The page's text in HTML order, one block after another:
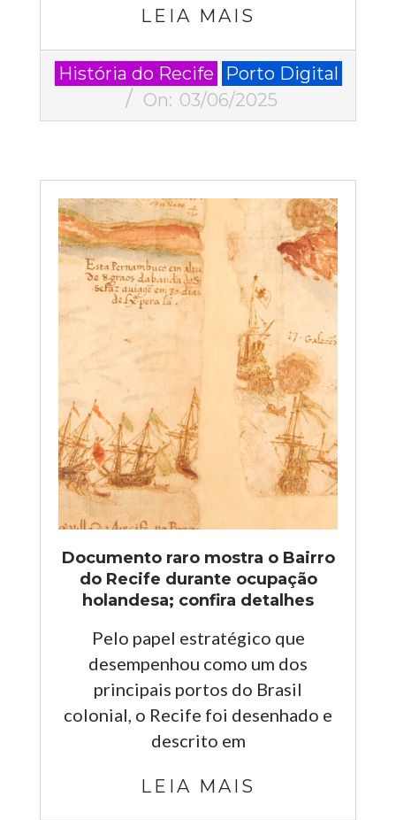
LEIA MAIS
2025-
06-
História do Recife
Porto Digital
On: 03/06/2025
Documento raro mostra o Bairro
do Recife durante ocupação
holandesa; confira detalhes
Pelo papel estratégico que
desempenhou como um dos
principais portos do Brasil
colonial, o Recife foi desenhado e
descrito em
LEIA MAIS